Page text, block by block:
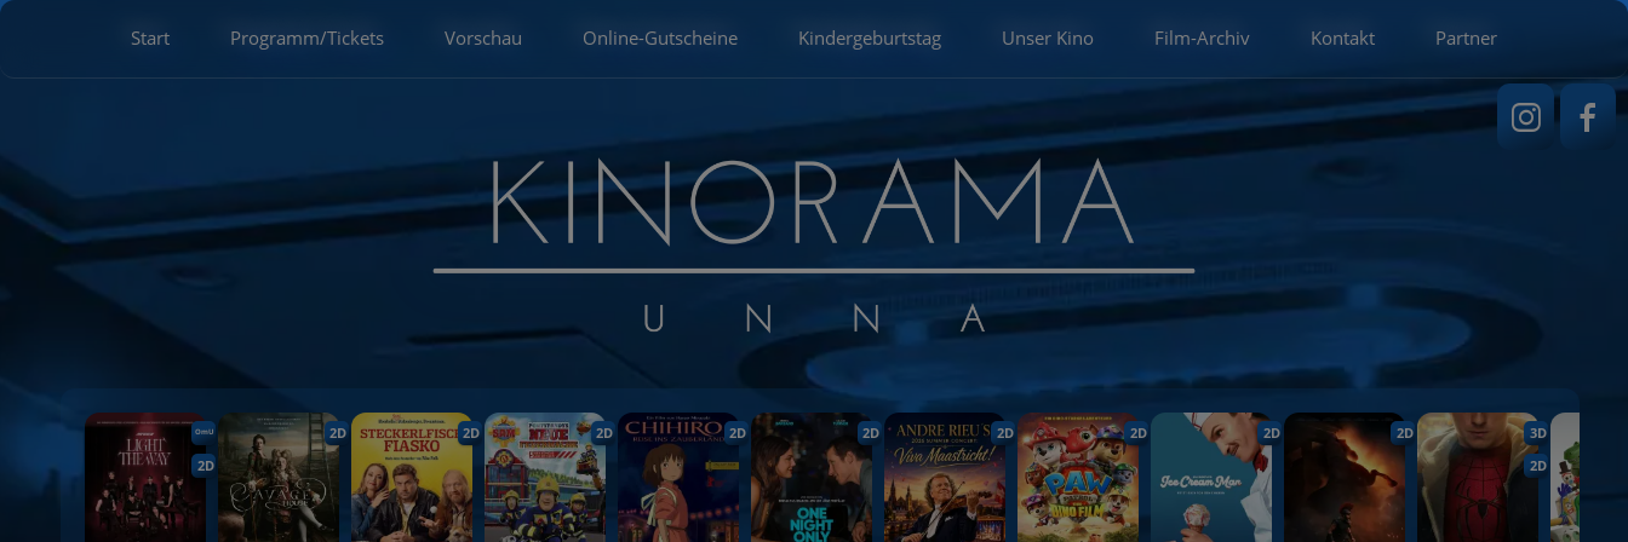
Start Programm/Tickets Vorschau Online-Gutscheine Kindergeburtstag Unser Kino Film-Archiv Kontakt Partner
OmU
2D
2D 2D 2D 2D 2D 2D 2D 2D 2D
3D
2D